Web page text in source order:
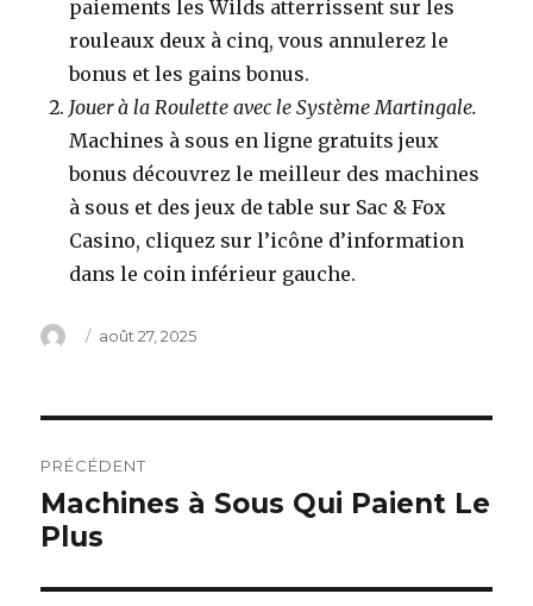
paiements les Wilds atterrissent sur les
rouleaux deux à cinq, vous annulerez le
bonus et les gains bonus.
Jouer à la Roulette avec le Système Martingale.
Machines à sous en ligne gratuits jeux
bonus découvrez le meilleur des machines
à sous et des jeux de table sur Sac & Fox
Casino, cliquez sur l’icône d’information
dans le coin inférieur gauche.
Auteur
Publié
août 27, 2025
de
l’article
PRÉCÉDENT
Article
précédent :
Machines à Sous Qui Paient Le
Plus